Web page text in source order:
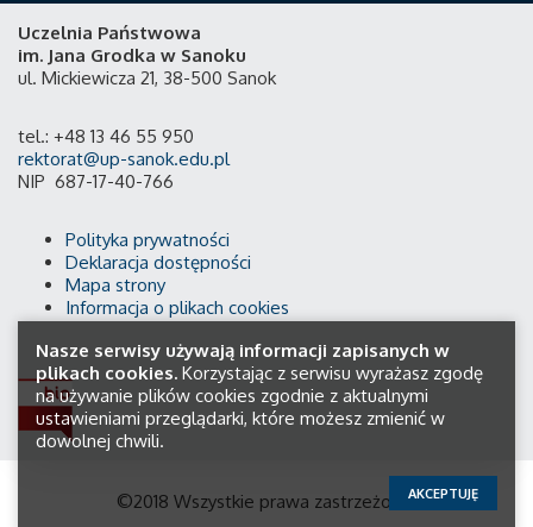
Uczelnia Państwowa
im. Jana Grodka w Sanoku
ul. Mickiewicza 21, 38-500 Sanok
tel.: +48 13 46 55 950
rektorat@up-sanok.edu.pl
NIP 687-17-40-766
Polityka prywatności
Deklaracja dostępności
Mapa strony
Informacja o plikach cookies
©2018 Wszystkie prawa zastrzeżone.
Nasze serwisy używają informacji zapisanych w
plikach cookies. Korzystając z serwisu wyrażasz zgodę
na używanie plików cookies zgodnie z aktualnymi
ustawieniami przeglądarki, które możesz zmienić w
dowolnej chwili.
AKCEPTUJĘ